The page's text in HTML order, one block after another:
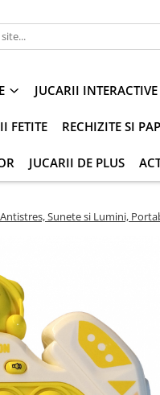
JUCARII INTERACTIVE
FETITE RECHIZITE SI
JUCARII DE PLUS
Sunete si Lumini,